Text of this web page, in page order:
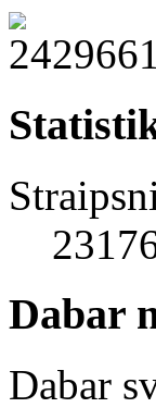
Dabar
Dabar